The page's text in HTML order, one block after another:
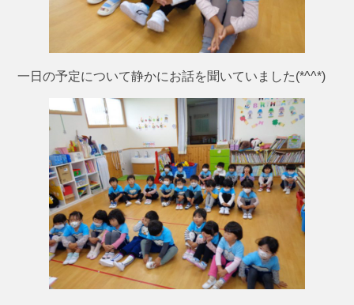
一日の予定について静かにお話を聞いていました(*^^*)